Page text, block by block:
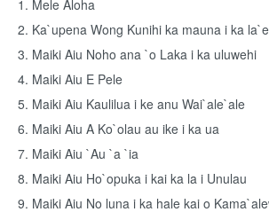
1. Mele Aloha
2. Ka`upena Wong Kunihi ka mauna i ka
3. Maiki Aiu Noho ana `o Laka i ka uluwehi
4. Maiki Aiu E Pele
5. Maiki Aiu Kaulilua i ke anu Wai`ale`ale
6. Maiki Aiu A Ko`olau au ike i ka ua
7. Maiki Aiu `Au `a `ia
8. Maiki Aiu Ho`opuka i kai ka la i Unulau
9. Maiki Aiu No luna i ka hale kai o